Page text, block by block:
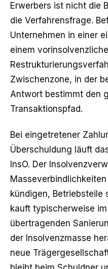
Erwerbers ist nicht die
die Verfahrensfrage.
Unternehmen in einer
einem
Zwischenzone, in der
Antwort bestimmt den
Transaktionspfad.
Bei eingetretener
Überschuldung läuft
InsO. Der
kündigen, Betriebsteile
kauft typischerweise
übertragenden
der Insolvenzmasse
neue